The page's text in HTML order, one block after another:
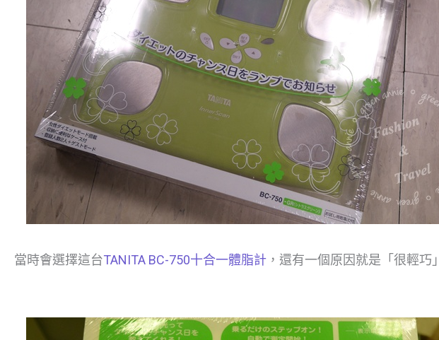
當時會選擇這台TANITA BC-750十合一體脂計 ，還有一個原因就是「很輕巧」